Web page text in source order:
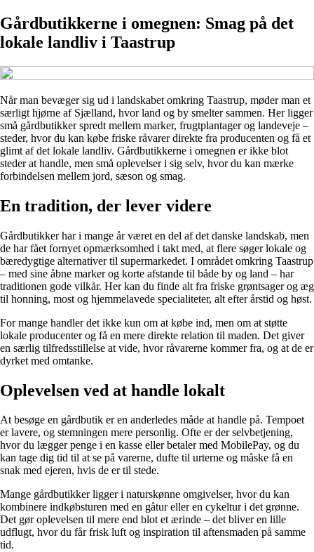
Gårdbutikkerne i omegnen: Smag på det
lokale landliv i Taastrup
Når man bevæger sig ud i landskabet omkring Taastrup, møder man et
særligt hjørne af Sjælland, hvor land og by smelter sammen. Her ligger
små gårdbutikker spredt mellem marker, frugtplantager og landeveje –
steder, hvor du kan købe friske råvarer direkte fra producenten og få et
glimt af det lokale landliv. Gårdbutikkerne i omegnen er ikke blot
steder at handle, men små oplevelser i sig selv, hvor du kan mærke
forbindelsen mellem jord, sæson og smag.
En tradition, der lever videre
Gårdbutikker har i mange år været en del af det danske landskab, men
de har fået fornyet opmærksomhed i takt med, at flere søger lokale og
bæredygtige alternativer til supermarkedet. I området omkring Taastrup
– med sine åbne marker og korte afstande til både by og land – har
traditionen gode vilkår. Her kan du finde alt fra friske grøntsager og æg
til honning, most og hjemmelavede specialiteter, alt efter årstid og høst.
For mange handler det ikke kun om at købe ind, men om at støtte
lokale producenter og få en mere direkte relation til maden. Det giver
en særlig tilfredsstillelse at vide, hvor råvarerne kommer fra, og at de er
dyrket med omtanke.
Oplevelsen ved at handle lokalt
At besøge en gårdbutik er en anderledes måde at handle på. Tempoet
er lavere, og stemningen mere personlig. Ofte er der selvbetjening,
hvor du lægger penge i en kasse eller betaler med MobilePay, og du
kan tage dig tid til at se på varerne, dufte til urterne og måske få en
snak med ejeren, hvis de er til stede.
Mange gårdbutikker ligger i naturskønne omgivelser, hvor du kan
kombinere indkøbsturen med en gåtur eller en cykeltur i det grønne.
Det gør oplevelsen til mere end blot et ærinde – det bliver en lille
udflugt, hvor du får frisk luft og inspiration til aftensmaden på samme
tid.